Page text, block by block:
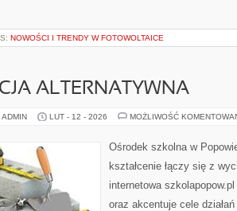
NOWOŚCI I TRENDY W FOTOWOLTAICE
ALTERNATYWNA
LUT - 12 - 2026 MOŻLIWOŚĆ
Ośrodek szkolna w
kształcenie łączy się z
internetowa
oraz akcentuje cele